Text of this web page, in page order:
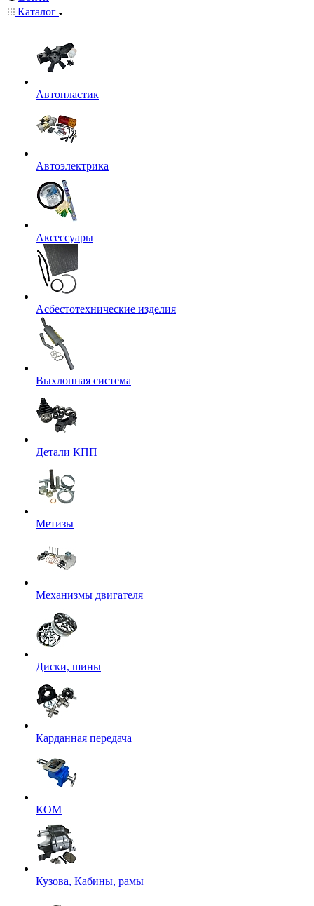
Каталог
Автопластик
Автоэлектрика
Аксессуары
Асбестотехнические изделия
Выхлопная система
Детали КПП
Метизы
Механизмы двигателя
Диски, шины
Карданная передача
КОМ
Кузова, Кабины, рамы